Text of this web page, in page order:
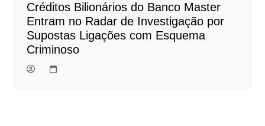
Créditos Bilionários do Banco Master
Entram no Radar de Investigação por
Supostas Ligações com Esquema
Criminoso